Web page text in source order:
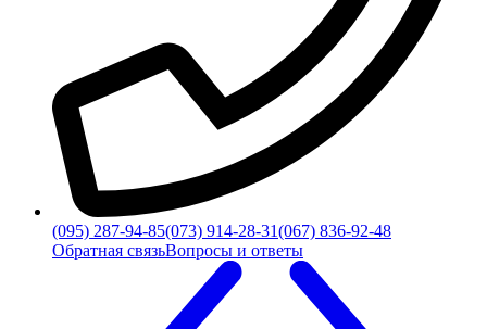
(095) 287-94-85(073) 914-28-31(067) 836-92-48
Обратная связьВопросы и ответы